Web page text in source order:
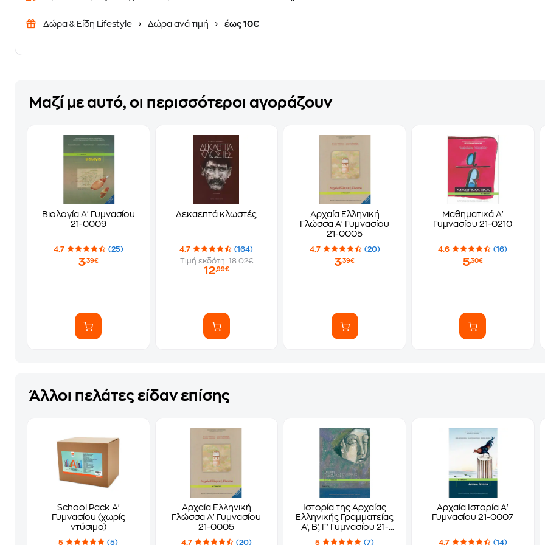
Δώρα & Είδη Lifestyle Δώρα ανά τιμή έως 10€
Μαζί με αυτό, οι περισσότεροι αγοράζουν
Βιολογία Α' Γυμνασίου
21-0009
4.7 (25)
3,39€
Δεκαεπτά κλωστές
4.7
(164)
Τιμή εκδότη: 18.02€
12,99€
Αρχαία Ελληνική
Γλώσσα Α' Γυμνασίου
21-0005
4.7 (20)
3,39€
Μαθηματικά Α'
Γυμνασίου 21-0210
4.6 (16)
5,30€
Άλλοι πελάτες είδαν επίσης
School Pack Α'
Γυμνασίου (χωρίς
ντύσιμο)
5 (5)
Αρχαία Ελληνική
Γλώσσα Α' Γυμνασίου
21-0005
4.7 (20)
Ιστορία της Αρχαίας
Ελληνικής Γραμματείας
Α', Β', Γ' Γυμνασίου 21-
0059
5 (7)
Αρχαία Ιστορία Α'
Γυμνασίου 21-0007
4.7 (14)